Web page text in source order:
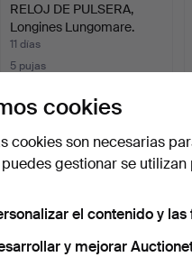
RELOJ DE PULSERA,
Longines Lungomare.
11 días
5 pujas
También puedes buscar en
cookies
cookies son necesarias
gestionar se utilizan
el contenido y
y mejorar